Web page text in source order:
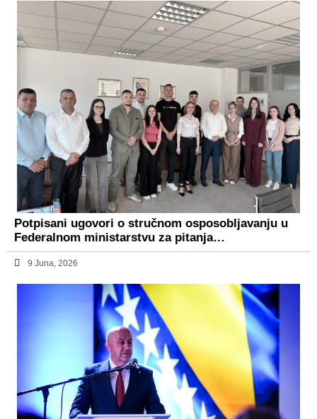
Potpisani ugovori o stručnom osposobljavanju u
Federalnom ministarstvu za pitanja…
9 Juna, 2026